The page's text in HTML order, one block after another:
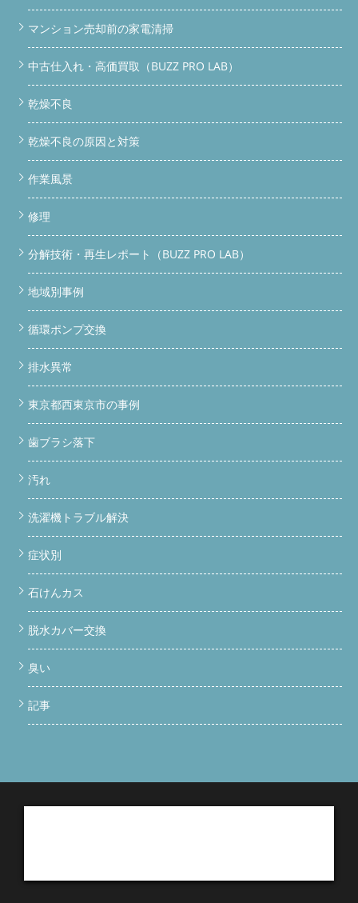
マンション売却前の家電清掃
中古仕入れ・高価買取（BUZZ PRO LAB）
乾燥不良
乾燥不良の原因と対策
作業風景
修理
分解技術・再生レポート（BUZZ PRO LAB）
地域別事例
循環ポンプ交換
排水異常
東京都西東京市の事例
歯ブラシ落下
汚れ
洗濯機トラブル解決
症状別
石けんカス
脱水カバー交換
臭い
記事